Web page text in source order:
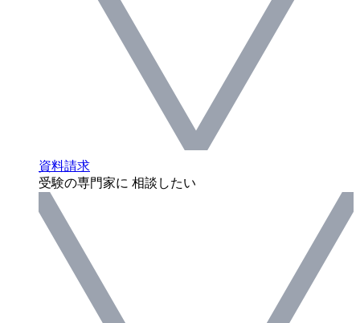
資料請求
受験の専門家に 相談したい